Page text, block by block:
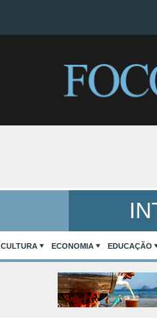
CULTURA ECONOMIA EDUCAÇÃO